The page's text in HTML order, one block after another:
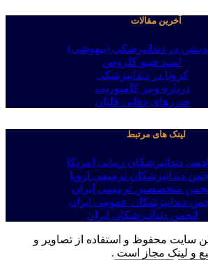
آخرین مقالات
در دندانپزشکی (بیهوشی)
اسید هیپو کلروس
کرونا در دندانپزشکی
درباره ونیر کامپوزیت
ضررهای دهانی قلیان
لینک های مرتبط
دندانپزشکان زیبایی امریکا
دندانپزشکان ترمیمی اروپا
انجمن متخصصین ترمیمی ایران
دندانپزشکان عمومی ایران
انجمن دندانپزشکان ایران
سایت محفوظ و استفاده از تصاویر و
و لینک مجاز است .